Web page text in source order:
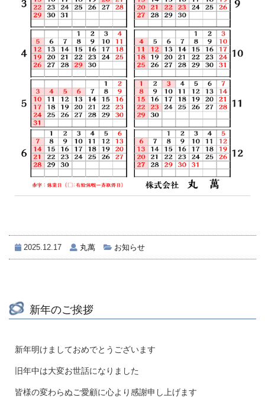
2025.12.17 丸萬 お知らせ
新年のご挨拶
新年明けましておめでとうございます
旧年中は大変お世話になりました
皆様の変わらぬご愛顧に心より感謝申し上げます